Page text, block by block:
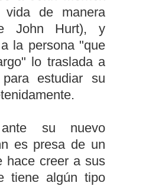
de manera
John Hurt), y
la persona "que
lo traslada a
estudiar su
ante su nuevo
es presa de un
hace creer a sus
tiene algún tipo